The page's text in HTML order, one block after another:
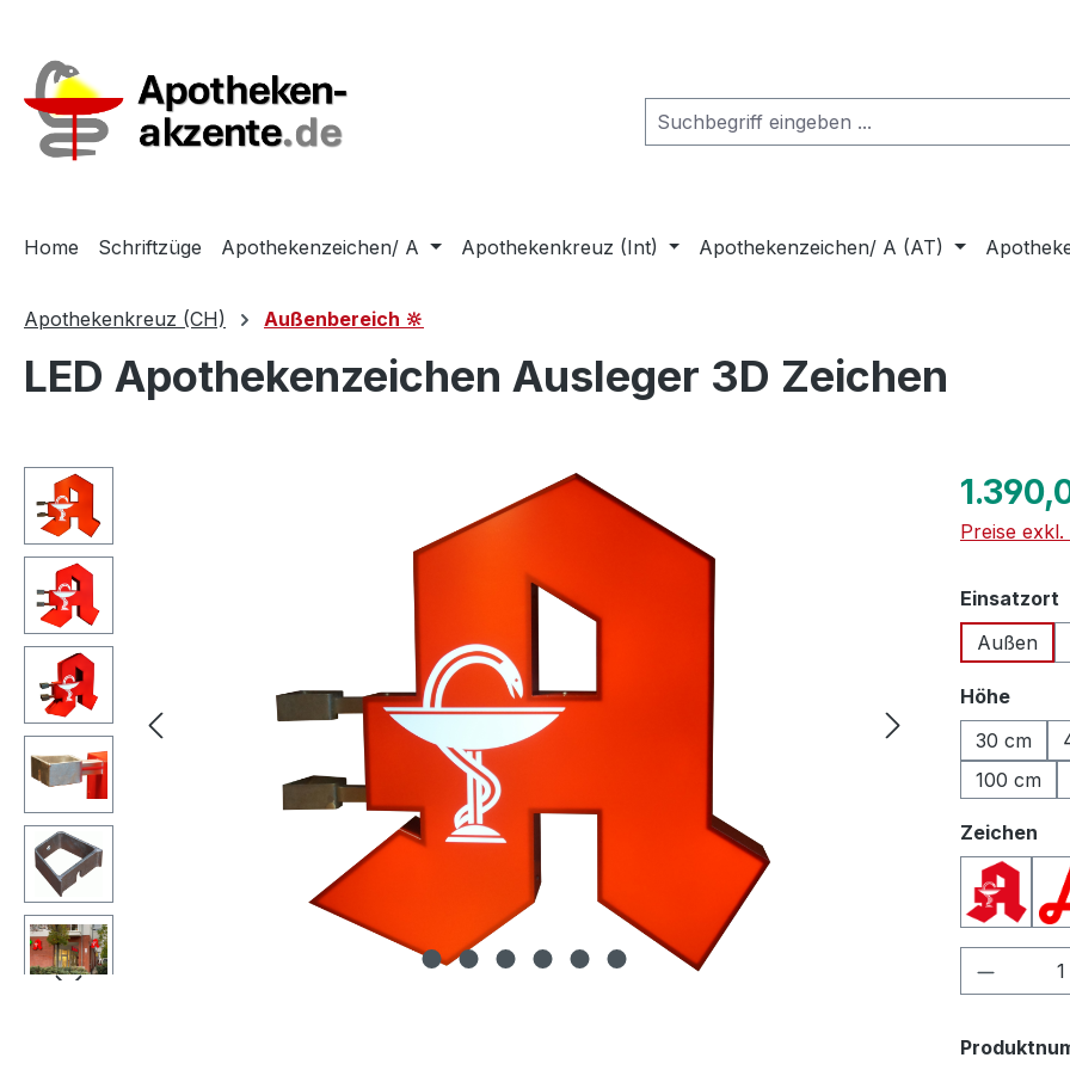
Home Schriftzüge Apothekenzeichen/ A Apothekenkreuz (Int) Apothekenzeichen/ A (AT)
Apothekenkreuz (CH) Außenbereich 🔆
LED Apothekenzeichen Ausleger 3D Zeichen
Bildergalerie überspringen Regulärer
Preise
Einsatzort
Außen
Höhe
30 cm
100 cm
Zeichen